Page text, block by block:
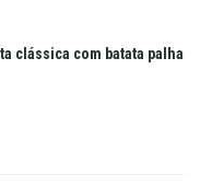
clássica com batata palha